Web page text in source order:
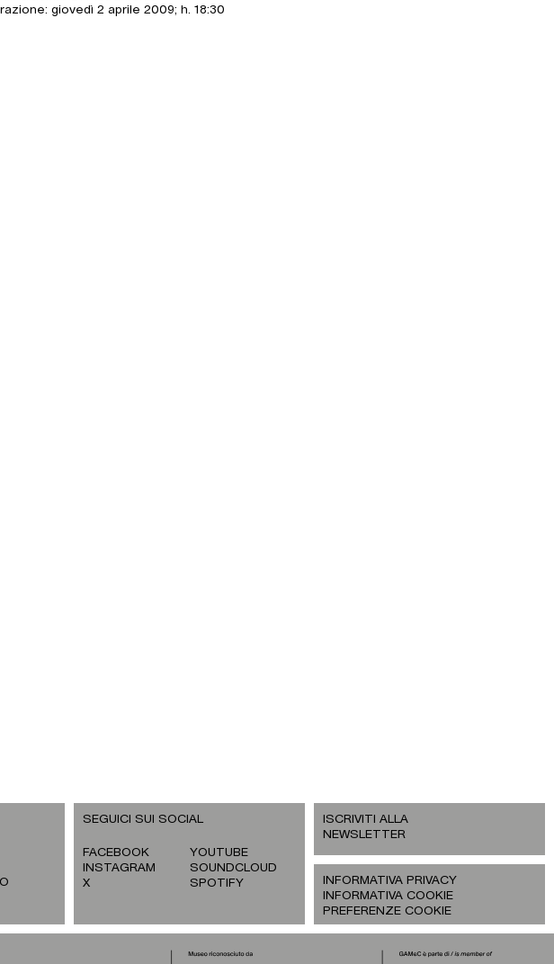
giovedì 2 aprile 2009; h. 18:30
SEGUICI SUI SOCIAL
FACEBOOK
INSTAGRAM
X
YOUTUBE
SOUNDCLOUD
SPOTIFY
ISCRIVITI ALLA
NEWSLETTER
INFORMATIVA PRIVACY
INFORMATIVA COOKIE
PREFERENZE COOKIE